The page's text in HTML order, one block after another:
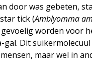
door was gebeten,
tick (Amblyomma
worden voor
gal. Dit
maar wel in